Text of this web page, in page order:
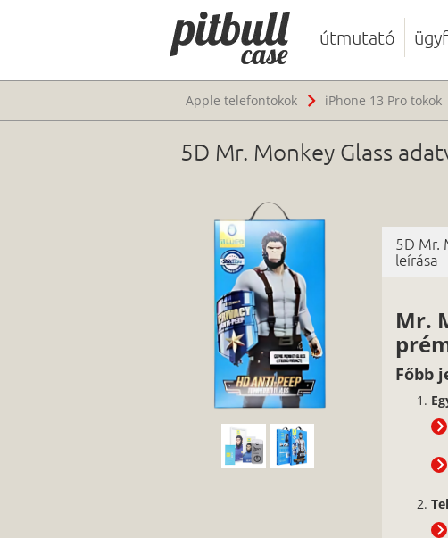
útmutató
Apple telefontokok iPhone 13 Pro tokok
5D Mr. Monkey Glass
5D Mr.
leírása
Mr.
Főbb